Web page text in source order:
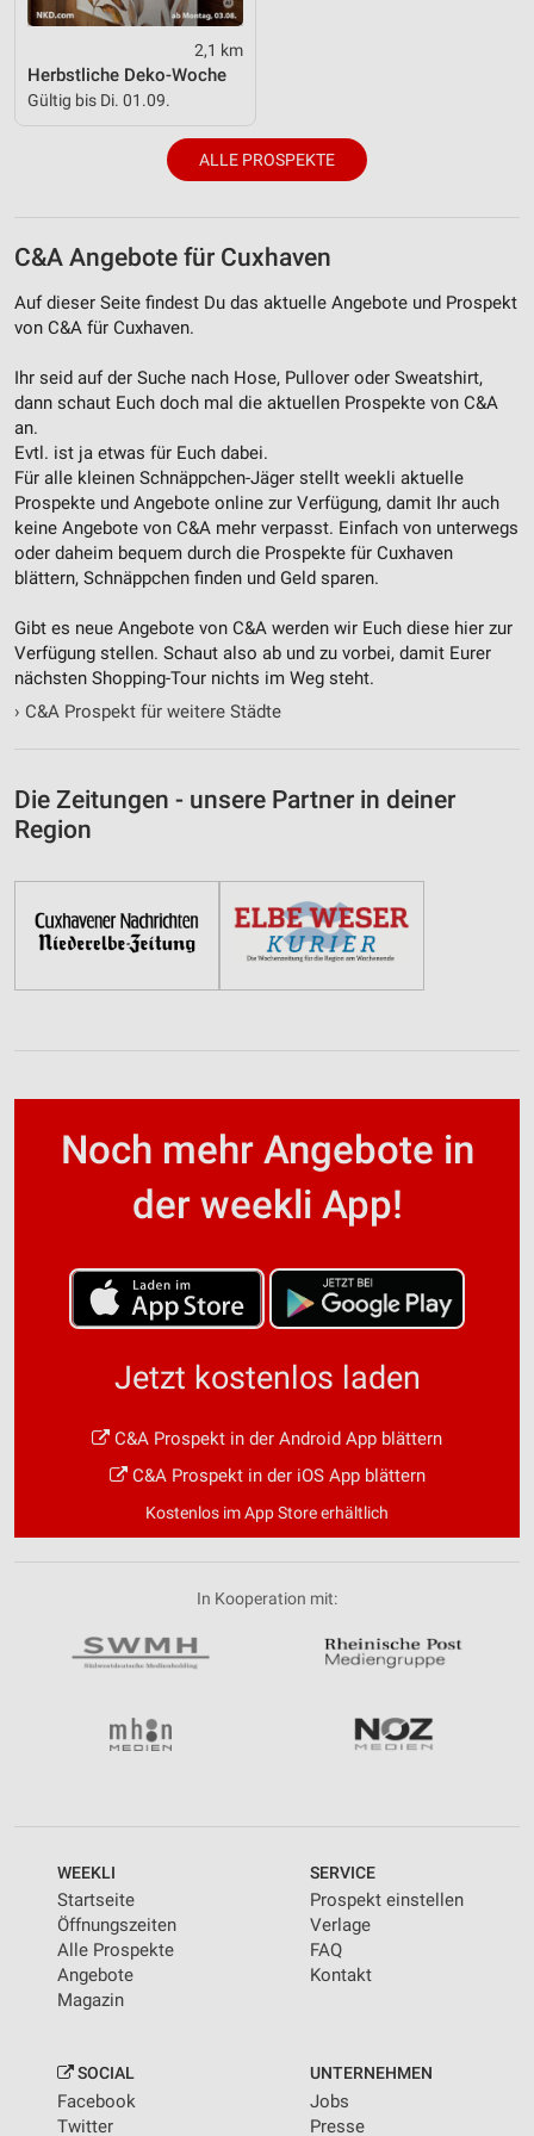
2,1 km
Herbstliche Deko-Woche
Gültig bis Di. 01.09.
ALLE PROSPEKTE
C&A Angebote für Cuxhaven
Auf dieser Seite findest Du das aktuelle Angebote und Prospekt
von C&A für Cuxhaven.
Ihr seid auf der Suche nach Hose, Pullover oder Sweatshirt,
dann schaut Euch doch mal die aktuellen Prospekte von C&A
an.
Evtl. ist ja etwas für Euch dabei.
Für alle kleinen Schnäppchen-Jäger stellt weekli aktuelle
Prospekte und Angebote online zur Verfügung, damit Ihr auch
keine Angebote von C&A mehr verpasst. Einfach von unterwegs
oder daheim bequem durch die Prospekte für Cuxhaven
blättern, Schnäppchen finden und Geld sparen.
Gibt es neue Angebote von C&A werden wir Euch diese hier zur
Verfügung stellen. Schaut also ab und zu vorbei, damit Eurer
nächsten Shopping-Tour nichts im Weg steht.
› C&A Prospekt für weitere Städte
Die Zeitungen - unsere Partner in deiner
Region
Noch mehr Angebote in
der weekli App!
Jetzt kostenlos laden
C&A Prospekt in der Android App blättern
C&A Prospekt in der iOS App blättern
Kostenlos im App Store erhältlich
In Kooperation mit:
WEEKLI
Startseite
Öffnungszeiten
Alle Prospekte
Angebote
Magazin
SERVICE
Prospekt einstellen
Verlage
FAQ
Kontakt
SOCIAL
Facebook
Twitter
UNTERNEHMEN
Jobs
Presse
Werbung